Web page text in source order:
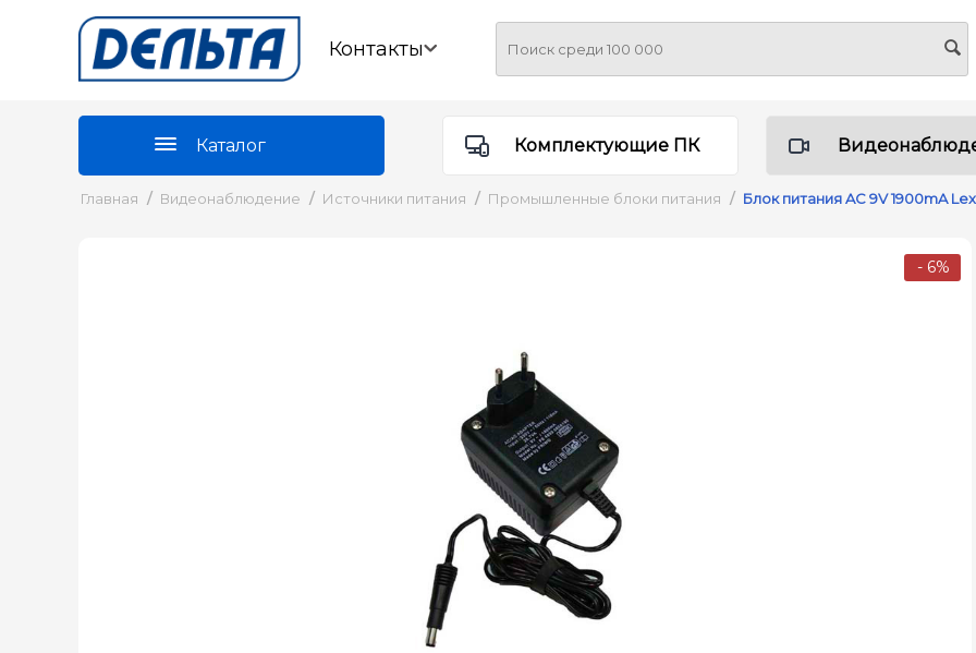
Контакты
Каталог Комплектующие ПК
Главная / Видеонаблюдение / Источники питания / Промышленные блоки питания / Блок питания AC 9V 1900mA
- 6%